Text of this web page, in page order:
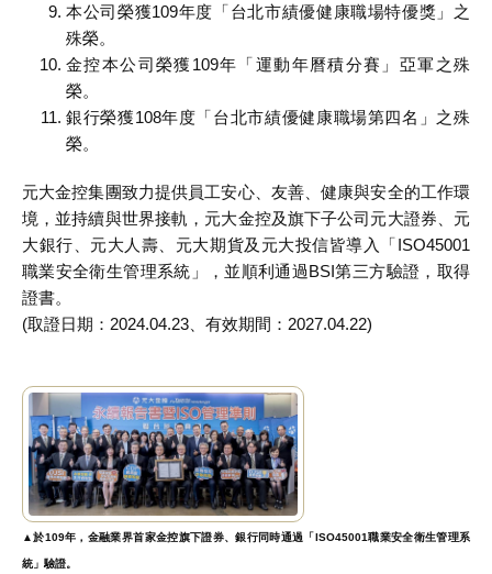
本公司榮獲109年度「台北市績優健康職場特優獎」之
殊榮。
金控本公司榮獲109年「運動年曆積分賽」亞軍之殊
榮。
銀行榮獲108年度「台北市績優健康職場第四名」之殊
榮。
元大金控集團致力提供員工安心、友善、健康與安全的工作環
境，並持續與世界接軌，元大金控及旗下子公司元大證券、元
大銀行、元大人壽、元大期貨及元大投信皆導入「ISO45001
職業安全衛生管理系統」，並順利通過BSI第三方驗證，取得
證書。
(取證日期：2024.04.23、有效期間：2027.04.22)
▲於109年，金融業界首家金控旗下證券、銀行同時通過「ISO45001職業安全衛生管理系
統」驗證。